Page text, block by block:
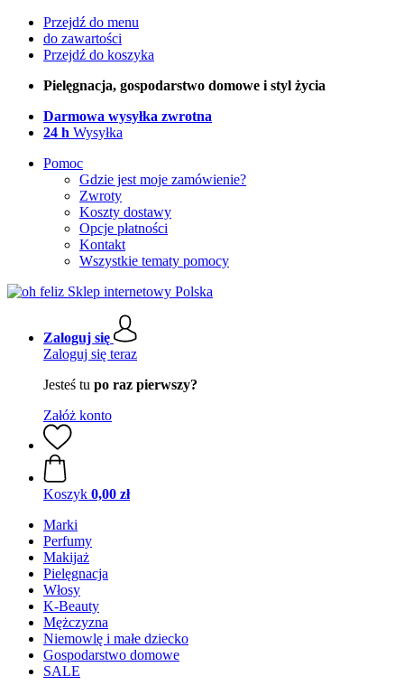
Przejdź do menu
do zawartości
Przejdź do koszyka
Pielęgnacja, gospodarstwo domowe i styl życia
Darmowa wysyłka zwrotna
24 h Wysyłka
Pomoc
Gdzie jest moje zamówienie?
Zwroty
Koszty dostawy
Opcje płatności
Kontakt
Wszystkie tematy pomocy
Zaloguj się
Zaloguj się teraz
Jesteś tu po raz pierwszy?
Załóż konto
Koszyk 0,00 zł
Marki
Perfumy
Makijaż
Pielęgnacja
Włosy
K-Beauty
Mężczyzna
Niemowlę i małe dziecko
Gospodarstwo domowe
SALE